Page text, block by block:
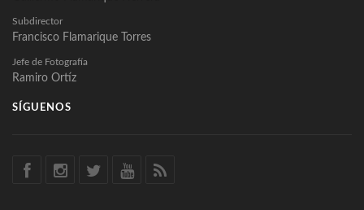
Subdirector
Francisco Flamarique Torres
Jefe de Fotografía
Ramiro Ortíz
SÍGUENOS